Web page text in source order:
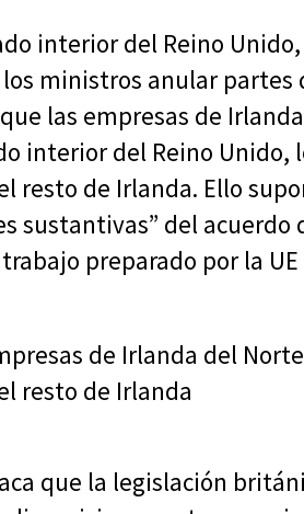
interior del Reino
ministros anular partes
las empresas de
interior del Reino Unido,
resto de Irlanda. Ello
sustantivas” del acuerdo
preparado por la
de Irlanda del
resto de Irlanda
que la legislación